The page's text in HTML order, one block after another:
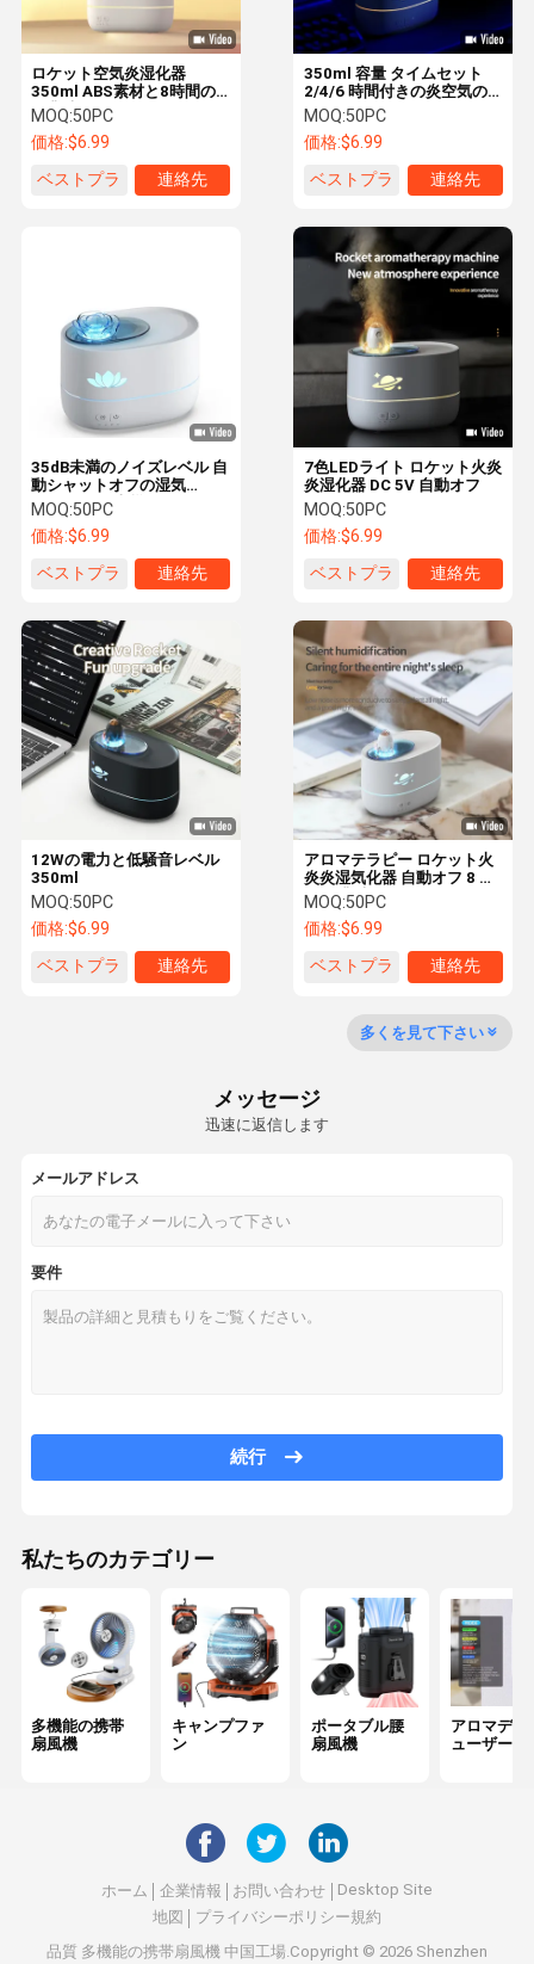
家へ 製品
わたしたち
に つい て
工場 ツアー
品質管理
連絡 くださ
事件
て ください
自動車用アロマテラピー機
家庭用空気浄化機
車の空気清浄器
スマート歯ブラシ消毒ケース
磁気軸キーボード
350ml 容量 タイムセット
2/4/6 時間付きの炎空気の
湿気器
MOQ:50PC
価格:$6.99
ベストプラ
連絡先
ロケット空気炎湿化器
350ml ABS素材と8時間の
作業時間
MOQ:50PC
価格:$6.99
ベストプラ
連絡先
7色LEDライト ロケット火炎
炎湿化器 DC 5V 自動オフ
MOQ:50PC
価格:$6.99
ベストプラ
連絡先
35dB未満のノイズレベル 自
動シャットオフの湿気
Diffuser と火災炎湿化器
MOQ:50PC
価格:$6.99
ベストプラ
連絡先
アロマテラピー ロケット火
炎炎湿気化器 自動オフ 8 時
間 作業時間
MOQ:50PC
価格:$6.99
ベストプラ
連絡先
12Wの電力と低騒音レベル
350ml
MOQ:50PC
価格:$6.99
ベストプラ
連絡先
多くを見て下さい
メッセージ
迅速に返信します
メールアドレス
要件
続行
私たちのカテゴリー
多機能の携帯
扇風機
キャンプファ
ン
ポータブル腰
扇風機
アロマディ
ューザー
ホーム 企業情報 お問い合わせ
Desktop Site
地図
プライバシーポリシー規約
品質 多機能の携帯扇風機 中国工場.Copyright © 2026 Shenzhen